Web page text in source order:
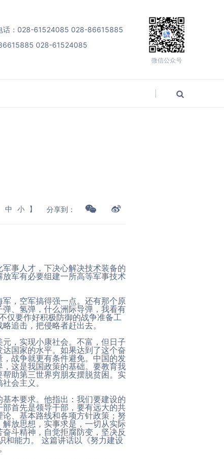
话：028-61524085 028-86615885
028-61524085
微信公众号
中 小 】 分享到：
事人才，下决心解决技术装备的
军有必要组建一所高等军事技术
，空军搞得强一点。还有那个原
、氢弹，什么洲际导弹，我看有
仅要作好积极防御的战争准备工
追击，把侵略者赶出去。
，实现小康社会。不富，但日子
国家的水平。如果达到了这个奋
战争就更有条件避免。中国的发
这是我国政策的基础。要教育我
助第三世界穷朋友摆脱贫困。实
会主义。
本要求。他指出：我们要建设的
首先是领导干部，要有远大的共
、基本路线和各项方针政策；努
放思想，实事求是，一切从实际
斗精神，自觉拒腐防变，坚决反
和能力。 这篇讲话以《努力建设